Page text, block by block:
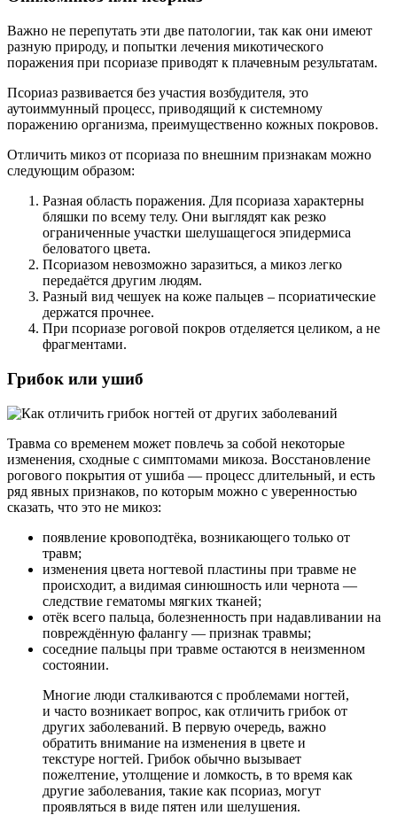
Важно не перепутать эти две патологии, так как они имеют
разную природу, и попытки лечения микотического
поражения при псориазе приводят к плачевным результатам.
Псориаз развивается без участия возбудителя, это
аутоиммунный процесс, приводящий к системному
поражению организма, преимущественно кожных покровов.
Отличить микоз от псориаза по внешним признакам можно
следующим образом:
Разная область поражения. Для псориаза характерны
бляшки по всему телу. Они выглядят как резко
ограниченные участки шелушащегося эпидермиса
беловатого цвета.
Псориазом невозможно заразиться, а микоз легко
передаётся другим людям.
Разный вид чешуек на коже пальцев – псориатические
держатся прочнее.
При псориазе роговой покров отделяется целиком, а не
фрагментами.
Грибок или ушиб
Травма со временем может повлечь за собой некоторые
изменения, сходные с симптомами микоза. Восстановление
рогового покрытия от ушиба — процесс длительный, и есть
ряд явных признаков, по которым можно с уверенностью
сказать, что это не микоз:
появление кровоподтёка, возникающего только от
травм;
изменения цвета ногтевой пластины при травме не
происходит, а видимая синюшность или чернота —
следствие гематомы мягких тканей;
отёк всего пальца, болезненность при надавливании на
повреждённую фалангу — признак травмы;
соседние пальцы при травме остаются в неизменном
состоянии.
Многие люди сталкиваются с проблемами ногтей,
и часто возникает вопрос, как отличить грибок от
других заболеваний. В первую очередь, важно
обратить внимание на изменения в цвете и
текстуре ногтей. Грибок обычно вызывает
пожелтение, утолщение и ломкость, в то время как
другие заболевания, такие как псориаз, могут
проявляться в виде пятен или шелушения.